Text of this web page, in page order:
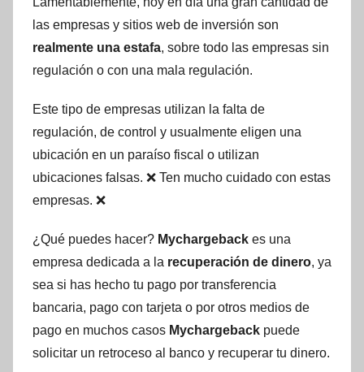
las empresas y sitios web de inversión son
realmente una estafa, sobre todo las empresas sin
regulación o con una mala regulación.
Este tipo de empresas utilizan la falta de
regulación, de control y usualmente eligen una
ubicación en un paraíso fiscal o utilizan
ubicaciones falsas. ❌ Ten mucho cuidado con estas
empresas. ❌
¿Qué puedes hacer? Mychargeback es una
empresa dedicada a la recuperación de dinero, ya
sea si has hecho tu pago por transferencia
bancaria, pago con tarjeta o por otros medios de
pago en muchos casos Mychargeback puede
solicitar un retroceso al banco y recuperar tu dinero.